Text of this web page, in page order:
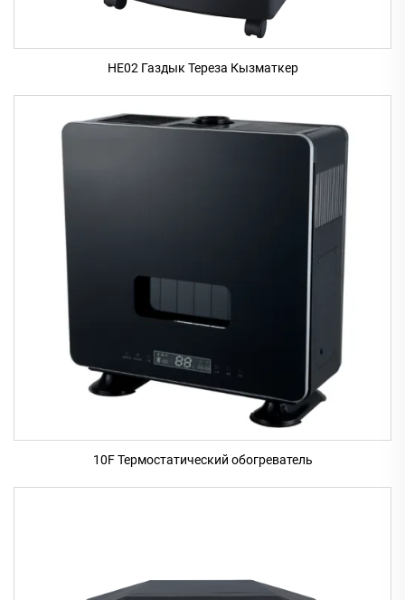
HE02 Газдык Тереза Кызматкер
10F Термостатический обогреватель